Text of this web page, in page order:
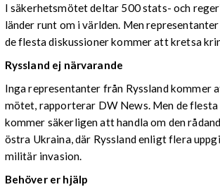
I säkerhetsmötet deltar 500 stats- och
länder runt om i världen. Men
de flesta diskussioner kommer att kretsa
Ryssland ej närvarande
Inga representanter från Ryssland kommer
mötet, rapporterar DW News. Men de flesta
kommer säkerligen att handla om den
östra Ukraina, där Ryssland enligt flera
militär invasion.
Behöver er hjälp